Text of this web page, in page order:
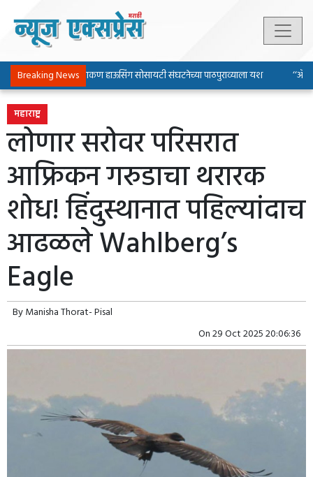
Breaking News
पिंपरी-चिंचवड चाकण हाऊसिंग सोसायटी संघटनेच्या पाठपुराव्याला यश
महाराष्ट्र
लोणार सरोवर परिसरात
आफ्रिकन गरुडाचा थरारक
शोध! हिंदुस्थानात पहिल्यांदाच
आढळले Wahlberg’s
Eagle
ByManisha Thorat- Pisal
On29 Oct 2025 20:06:36